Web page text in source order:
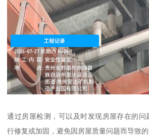
通过房屋检测，可以及时发现房屋存在的问
行修复或加固，避免因房屋质量问题而导致的